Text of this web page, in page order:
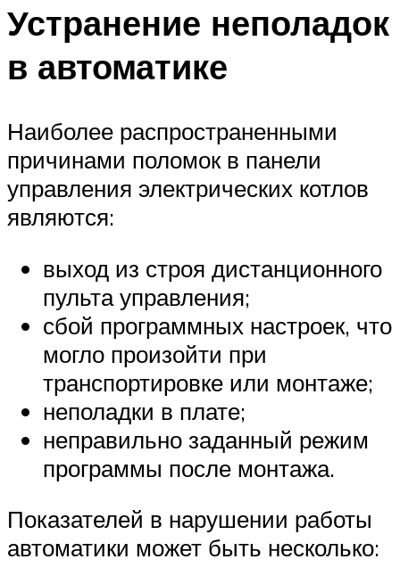
Устранение неполадок
в автоматике
Наиболее распространенными
причинами поломок в панели
управления электрических котлов
являются:
выход из строя дистанционного
пульта управления;
сбой программных настроек, что
могло произойти при
транспортировке или монтаже;
неполадки в плате;
неправильно заданный режим
программы после монтажа.
Показателей в нарушении работы
автоматики может быть несколько: